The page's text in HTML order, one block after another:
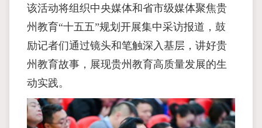
该活动将组织中央媒体和省市级媒体聚焦贵
州教育“十五五”规划开展集中采访报道，鼓
励记者们通过镜头和笔触深入基层，讲好贵
州教育故事，展现贵州教育高质量发展的生
动实践。